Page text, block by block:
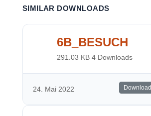
SIMILAR DOWNLOADS
6B_BESUCH
291.03 KB 4 Downloads
24. Mai 2022 Download